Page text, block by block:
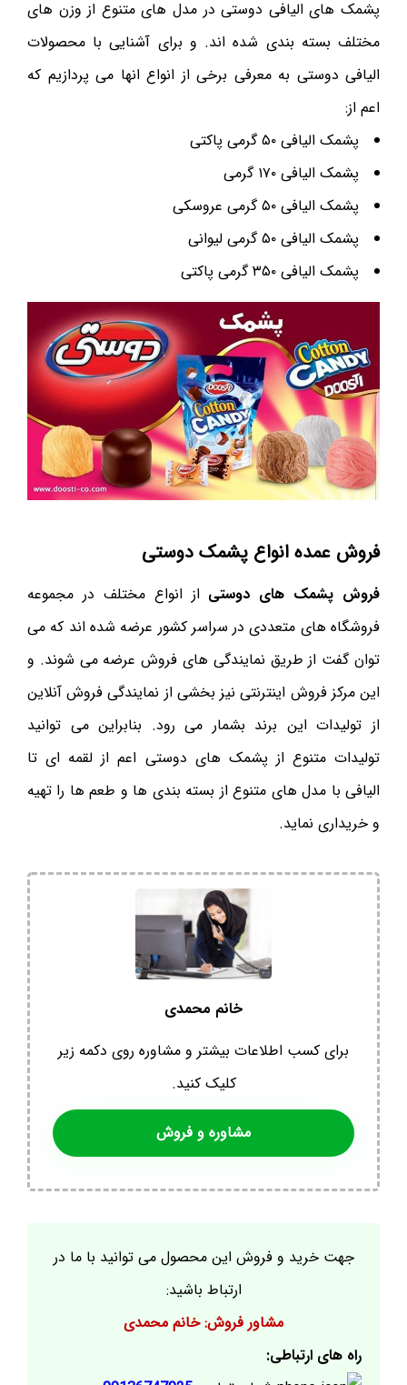
پشمک های الیافی دوستی در مدل های متنوع از وزن های
مختلف بسته بندی شده اند. و برای آشنایی با محصولات
الیافی دوستی به معرفی برخی از انواع انها می پردازیم که
اعم از:
پشمک الیافی ۵۰ گرمی پاکتی
پشمک الیافی ۱۷۰ گرمی
پشمک الیافی ۵۰ گرمی عروسکی
پشمک الیافی ۵۰ گرمی لیوانی
پشمک الیافی ۳۵۰ گرمی پاکتی
فروش عمده انواع پشمک دوستی
فروش پشمک های دوستی از انواع مختلف در مجموعه
فروشگاه های متعددی در سراسر کشور عرضه شده اند که می
توان گفت از طریق نمایندگی های فروش عرضه می شوند. و
این مرکز فروش اینترنتی نیز بخشی از نمایندگی فروش آنلاین
از تولیدات این برند بشمار می رود. بنابراین می توانید
تولیدات متنوع از پشمک های دوستی اعم از لقمه ای تا
الیافی با مدل های متنوع از بسته بندی ها و طعم ها را تهیه
و خریداری نماید.
خانم محمدی
برای کسب اطلاعات بیشتر و مشاوره روی دکمه زیر
کلیک کنید.
مشاوره و فروش
جهت خرید و فروش این محصول می توانید با ما در
ارتباط باشید:
مشاور فروش: خانم محمدی
راه های ارتباطی: